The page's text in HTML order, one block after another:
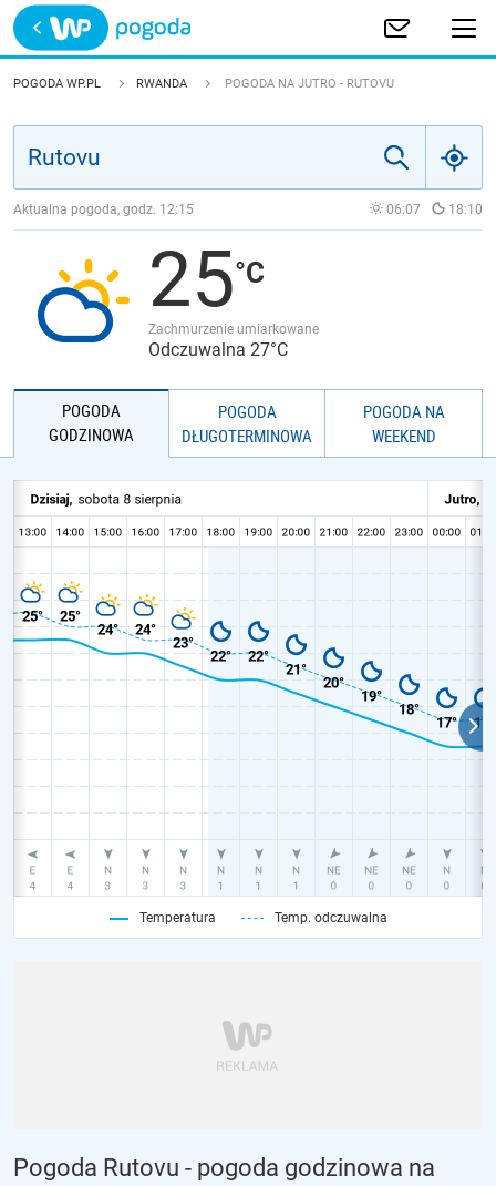
Trwa ładowanie
POLSKA
JAKOŚĆ POWIETRZA
POGODA WP.PL RWANDA POGODA NA JUTRO - RUTOVU
Aktualna pogoda, godz. 12:15 06:07 18:10
25
Zachmurzenie umiarkowane
Odczuwalna 27°C
POGODA
GODZINOWA
POGODA
DŁUGOTERMINOWA
POGODA NA
WEEKEND
Temperatura Temp. odczuwalna
Pogoda Rutovu - pogoda godzinowa na